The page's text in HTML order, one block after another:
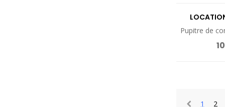
Pupitre de
1 2